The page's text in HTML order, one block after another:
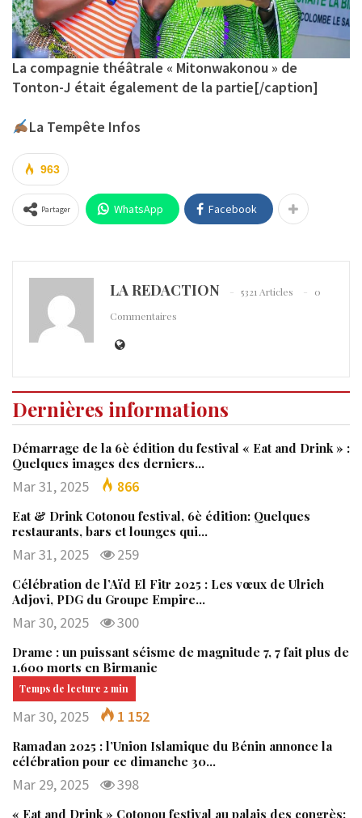
La compagnie théâtrale « Mitonwakonou » de
Tonton-J était également de la partie[/caption]
La Tempête Infos
963
Partager WhatsApp Facebook
LA REDACTION 5321 Articles
0
Commentaires
Dernières informations
Démarrage de la 6è édition du festival « Eat and Drink » :
Quelques images des derniers…
Mar 31, 2025 866
Eat & Drink Cotonou festival, 6è édition: Quelques
restaurants, bars et lounges qui…
Mar 31, 2025 259
Célébration de l’Aïd El Fitr 2025 : Les vœux de Ulrich
Adjovi, PDG du Groupe Empire…
Mar 30, 2025 300
Drame : un puissant séisme de magnitude 7, 7 fait plus de
1.600 morts en Birmanie
Mar 30, 2025 1 152
Ramadan 2025 : l’Union Islamique du Bénin annonce la
célébration pour ce dimanche 30…
Mar 29, 2025 398
« Eat and Drink » Cotonou festival au palais des congrès: